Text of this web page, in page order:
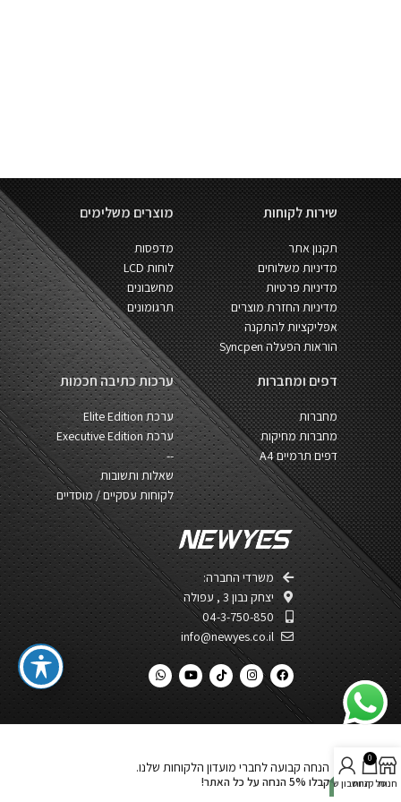
משרדי החברה:
יצחק נבון 3 , עפולה​
04-3-750-850
info@newyes.co.il
ערכות כתיבה חכמות
ערכת Elite Edition
ערכת Executive Edition
--
שאלות ותשובות
לקוחות עסקיים / מוסדיים
דפים ומחברות
מחברות
מחברות מחיקות
דפים תרמיים A4
מוצרים משלימים
מדפסות
לוחות LCD
מחשבונים
תרגומונים
שירות לקוחות
תקנון אתר
מדיניות משלוחים
מדיניות פרטיות
מדיניות החזרת מוצרים
אפליקציות להתקנה
הוראות הפעלה Syncpen
הנחה קבועה לחברי מועדון הלקוחות שלנו.
קבלו 5% הנחה על כל האתר! חנות
0
סל קניותהחשבון שלי